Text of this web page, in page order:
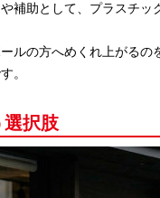
補助として、プラスチッ
ルの方へめくれ上がるの
。
選択肢